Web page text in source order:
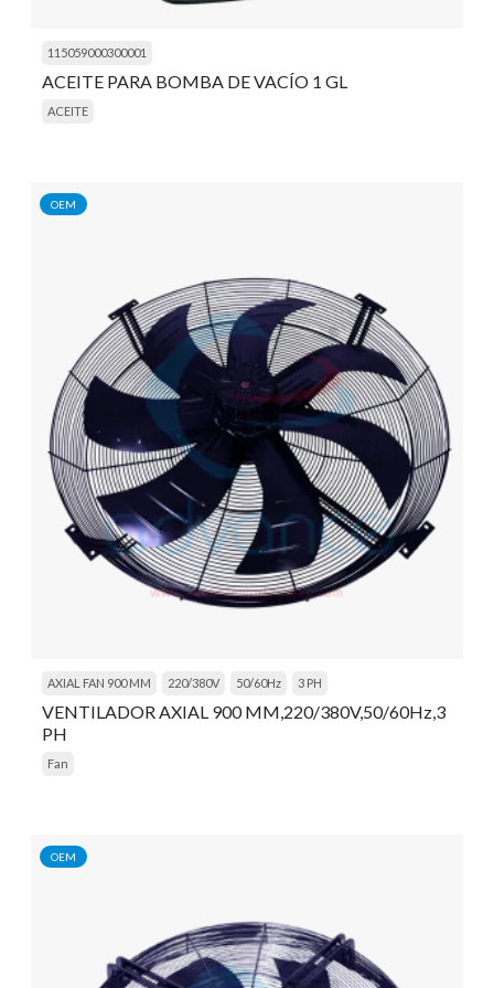
115059000300001
ACEITE PARA BOMBA DE VACÍO 1 GL
ACEITE
OEM
AXIAL FAN 900 MM 220/380V 50/60Hz 3 PH
VENTILADOR AXIAL 900 MM,220/380V,50/60Hz,3
PH
Fan
OEM